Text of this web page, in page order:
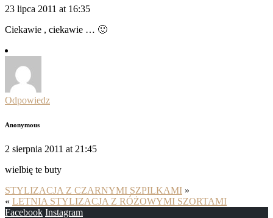
23 lipca 2011 at 16:35
Ciekawie , ciekawie … 🙂
Odpowiedz
Anonymous
2 sierpnia 2011 at 21:45
wielbię te buty
STYLIZACJA Z CZARNYMI SZPILKAMI »
« LETNIA STYLIZACJA Z RÓŻOWYMI SZORTAMI
Facebook Instagram